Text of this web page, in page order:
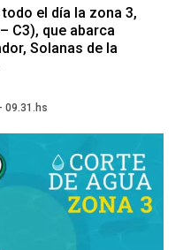
el día la zona 3,
C3), que abarca
Solanas de la
09.31.hs